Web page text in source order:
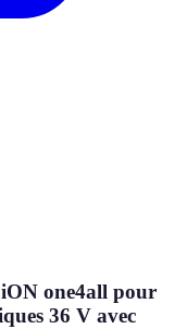
one4all pour
36 V avec